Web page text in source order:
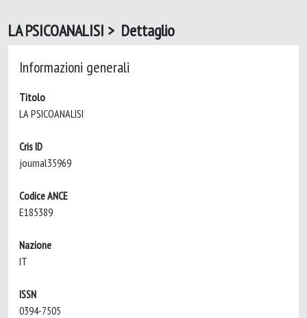
LA PSICOANALISI > Dettaglio
Informazioni generali
Titolo
Cris ID
Codice ANCE
Nazione
ISSN